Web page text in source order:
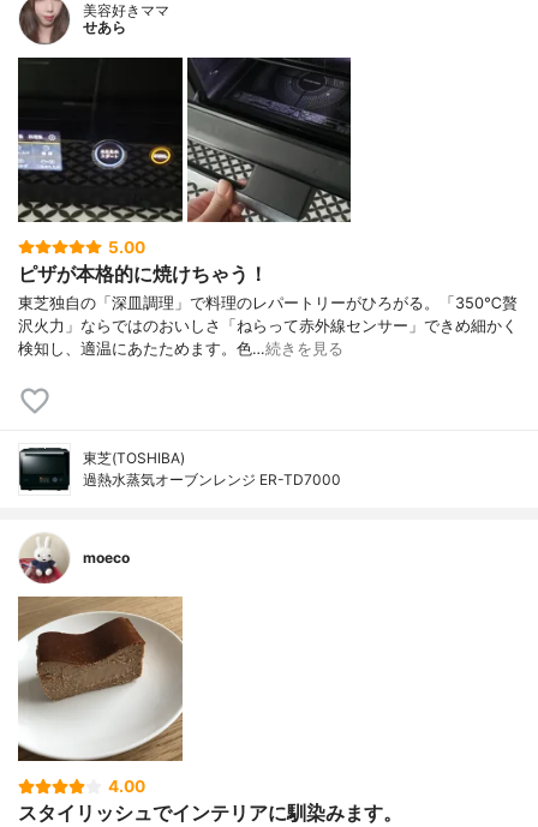
美容好きママ
せあら
5.00
ピザが本格的に焼けちゃう！
東芝独自の「深皿調理」で料理のレパートリーがひろがる。「350℃贅
沢火力」ならではのおいしさ「ねらって赤外線センサー」できめ細かく
検知し、適温にあたためます。色…続きを見る
東芝(TOSHIBA)
過熱水蒸気オーブンレンジ ER-TD7000
moeco
4.00
スタイリッシュでインテリアに馴染みます。